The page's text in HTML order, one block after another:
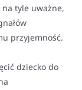
tyle uważne,
przyjemność.
dziecko do